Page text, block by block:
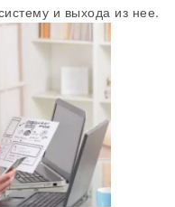
и выхода из нее.